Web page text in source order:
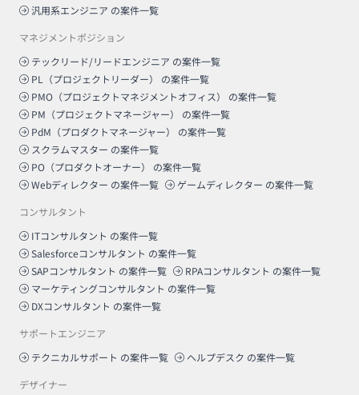
汎用系エンジニア の案件一覧
マネジメントポジション
テックリード/リードエンジニア の案件一覧
PL（プロジェクトリーダー）
の案件一覧
PMO（プロジェクトマネジメントオフィス）
の案件一覧
PM（プロジェクトマネージャー）
の案件一覧
PdM（プロダクトマネージャー）
の案件一覧
スクラムマスター の案件一覧
PO（プロダクトオーナー）
の案件一覧
Webディレクター の案件一覧 ゲームディレクター の案件一覧
コンサルタント
ITコンサルタント の案件一覧
Salesforceコンサルタント の案件一覧
SAPコンサルタント の案件一覧 RPAコンサルタント の案件一覧
マーケティングコンサルタント の案件一覧
DXコンサルタント の案件一覧
サポートエンジニア
テクニカルサポート の案件一覧 ヘルプデスク の案件一覧
デザイナー